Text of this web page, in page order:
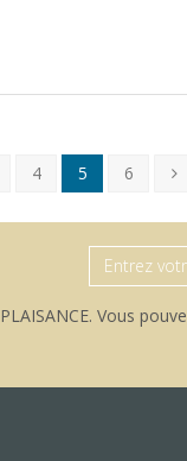
4 5 6
Vous